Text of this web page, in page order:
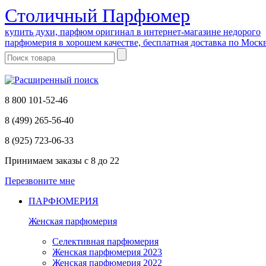
Cтоличный Парфюмер
купить духи, парфюм оригинал в интернет-магазине недорого
парфюмерия в хорошем качестве, бесплатная доставка по
8 800 101-52-46
8 (499) 265-56-40
8 (925) 723-06-33
Принимаем заказы с 8 до 22
Перезвоните мне
ПАРФЮМЕРИЯ
Женская парфюмерия
Селективная парфюмерия
Женская парфюмерия 2023
Женская парфюмерия 2022